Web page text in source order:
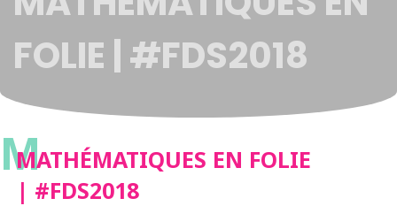
FOLIE | #FDS2018
M
MATHÉMATIQUES EN FOLIE
| #FDS2018